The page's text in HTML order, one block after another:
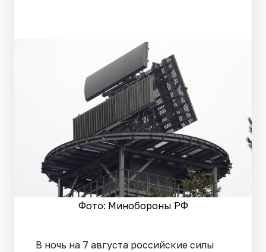
Фото: Минобороны РФ
В ночь на 7 августа российские силы